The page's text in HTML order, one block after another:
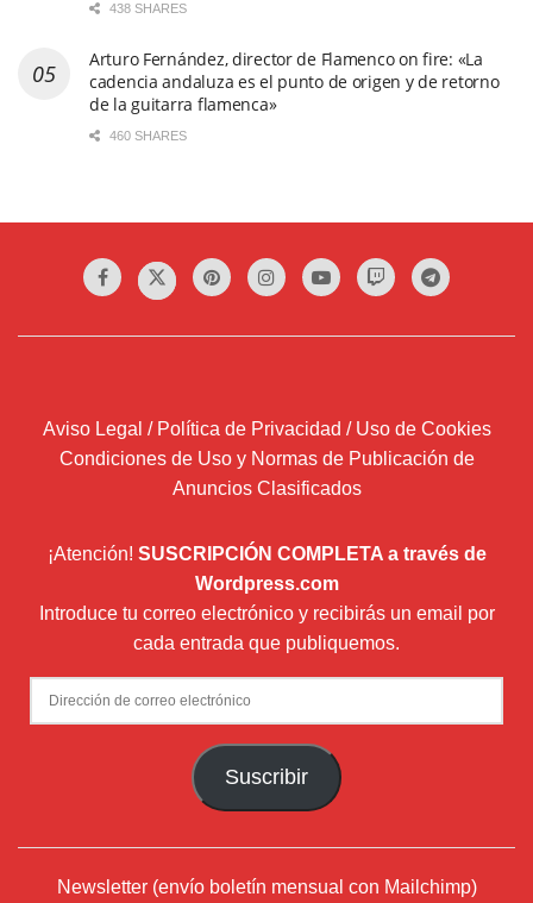
438 SHARES
Arturo Fernández, director de Flamenco on fire: «La
cadencia andaluza es el punto de origen y de retorno
de la guitarra flamenca»
460 SHARES
Aviso Legal / Política de Privacidad / Uso de Cookies
Condiciones de Uso y Normas de Publicación de
Anuncios Clasificados
¡Atención! SUSCRIPCIÓN COMPLETA a través de
Wordpress.com
Introduce tu correo electrónico y recibirás un email por
cada entrada que publiquemos.
Dirección
de
Suscribir
Newsletter (envío boletín mensual con Mailchimp)